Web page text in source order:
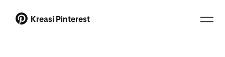
Kreasi Pinterest